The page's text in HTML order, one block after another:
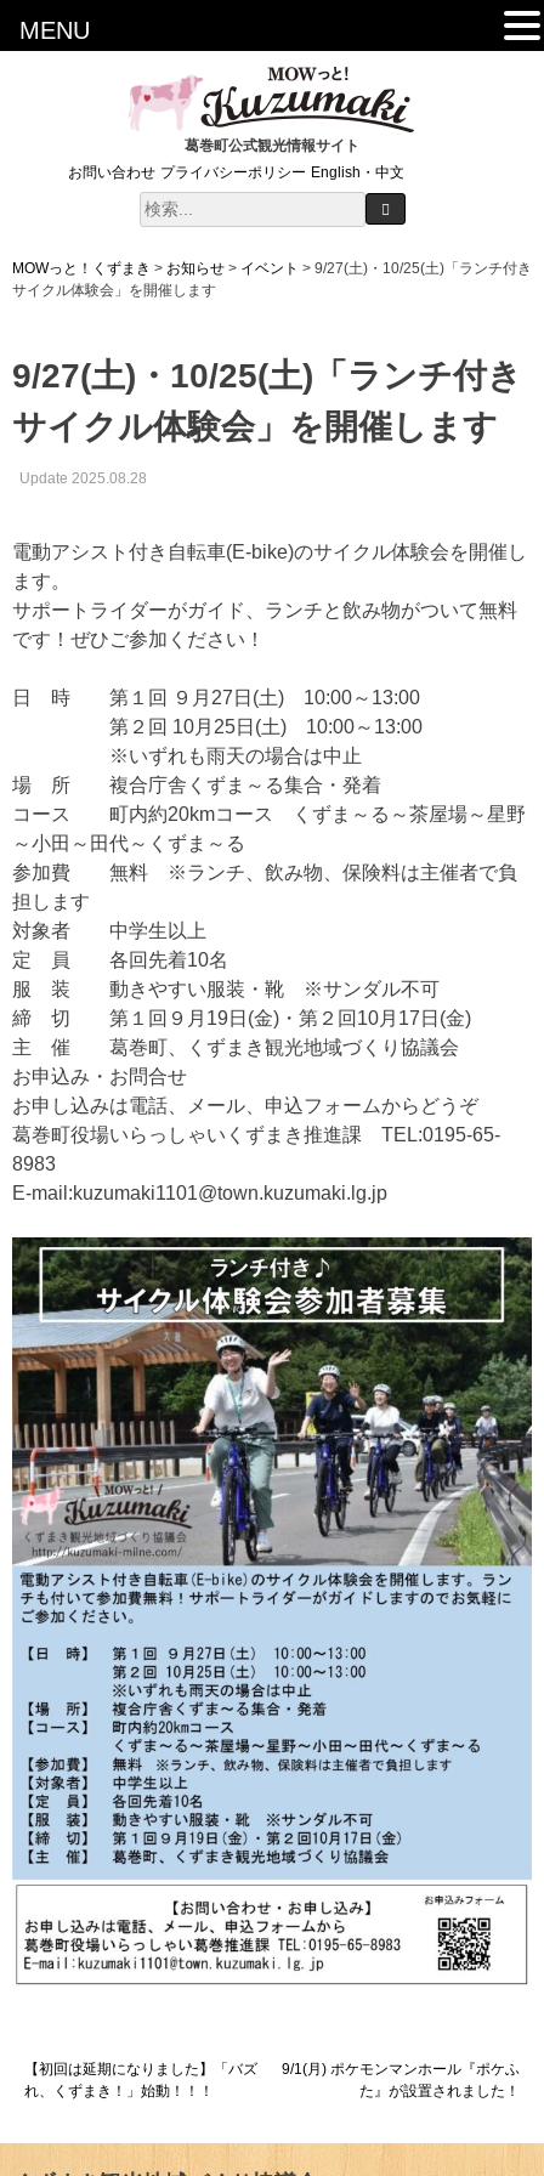
葛巻町公式観光情報サイト
お問い合わせ プライバシーポリシー English・中文
MOWっと！くずまき > お知らせ > イベント > 9/27(土)・10/25(土)「ランチ付き
サイクル体験会」を開催します
9/27(土)・10/25(土)「ランチ付き
サイクル体験会」を開催します
Update 2025.08.28
電動アシスト付き自転車(E-bike)のサイクル体験会を開催し
ます。
サポートライダーがガイド、ランチと飲み物がついて無料
です！ぜひご参加ください！
日 時 第１回 ９月27日(土) 10:00～13:00
第２回 10月25日(土) 10:00～13:00
※いずれも雨天の場合は中止
場 所 複合庁舎くずま～る集合・発着
コース 町内約20kmコース くずま～る～茶屋場～星野
～小田～田代～くずま～る
参加費 無料 ※ランチ、飲み物、保険料は主催者で負
担します
対象者 中学生以上
定 員 各回先着10名
服 装 動きやすい服装・靴 ※サンダル不可
締 切 第１回９月19日(金)・第２回10月17日(金)
主 催 葛巻町、くずまき観光地域づくり協議会
お申込み・お問合せ
お申し込みは電話、メール、申込フォームからどうぞ
葛巻町役場いらっしゃいくずまき推進課 TEL:0195-65-
8983
E-mail:kuzumaki1101@town.kuzumaki.lg.jp
投
ナ
【初回は延期になりました】「バズ
れ、くずまき！」始動！！！
9/1(月) ポケモンマンホール『ポケふ
た』が設置されました！
MENU